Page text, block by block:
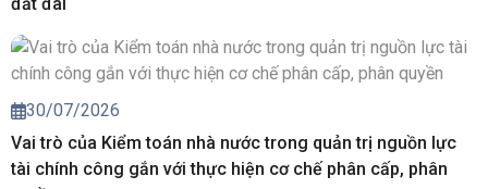
30/07/2026
Vai trò của Kiểm toán nhà nước trong quản trị nguồn lực
tài chính công gắn với thực hiện cơ chế phân cấp, phân